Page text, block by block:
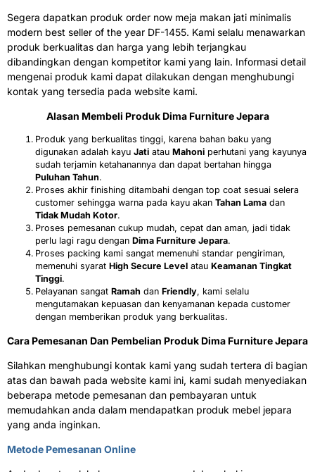
Segera dapatkan produk order now meja makan jati minimalis
modern best seller of the year DF-1455. Kami selalu menawarkan
produk berkualitas dan harga yang lebih terjangkau
dibandingkan dengan kompetitor kami yang lain. Informasi detail
mengenai produk kami dapat dilakukan dengan menghubungi
kontak yang tersedia pada website kami.
Alasan Membeli Produk Dima Furniture Jepara
Produk yang berkualitas tinggi, karena bahan baku yang
digunakan adalah kayu Jati atau Mahoni perhutani yang kayunya
sudah terjamin ketahanannya dan dapat bertahan hingga
Puluhan Tahun.
Proses akhir finishing ditambahi dengan top coat sesuai selera
customer sehingga warna pada kayu akan Tahan Lama dan
Tidak Mudah Kotor.
Proses pemesanan cukup mudah, cepat dan aman, jadi tidak
perlu lagi ragu dengan Dima Furniture Jepara.
Proses packing kami sangat memenuhi standar pengiriman,
memenuhi syarat High Secure Level atau Keamanan Tingkat
Tinggi.
Pelayanan sangat Ramah dan Friendly, kami selalu
mengutamakan kepuasan dan kenyamanan kepada customer
dengan memberikan produk yang berkualitas.
Cara Pemesanan Dan Pembelian Produk Dima Furniture Jepara
Silahkan menghubungi kontak kami yang sudah tertera di bagian
atas dan bawah pada website kami ini, kami sudah menyediakan
beberapa metode pemesanan dan pembayaran untuk
memudahkan anda dalam mendapatkan produk mebel jepara
yang anda inginkan.
Metode Pemesanan Online